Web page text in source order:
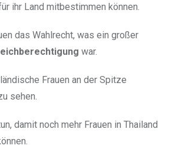
ihr Land mitbestimmen können.
das Wahlrecht, was ein großer
war.
Frauen an der Spitze
sehen.
damit noch mehr Frauen in Thailand